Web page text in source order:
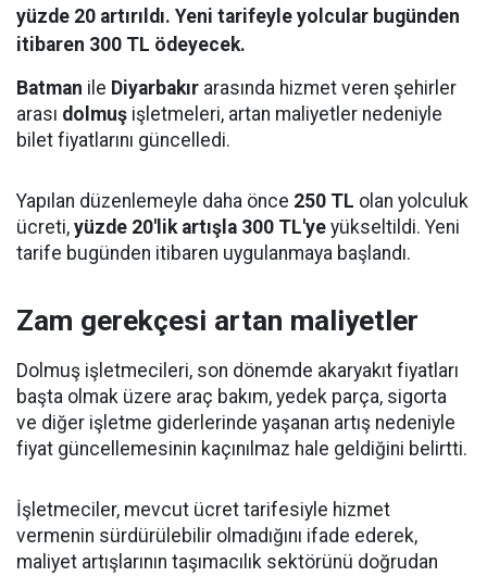
yüzde 20 artırıldı. Yeni tarifeyle yolcular bugünden
itibaren 300 TL ödeyecek.
Batman ile Diyarbakır arasında hizmet veren şehirler
arası dolmuş işletmeleri, artan maliyetler nedeniyle
bilet fiyatlarını güncelledi.
Yapılan düzenlemeyle daha önce 250 TL olan yolculuk
ücreti, yüzde 20'lik artışla 300 TL'ye yükseltildi. Yeni
tarife bugünden itibaren uygulanmaya başlandı.
Zam gerekçesi artan maliyetler
Dolmuş işletmecileri, son dönemde akaryakıt fiyatları
başta olmak üzere araç bakım, yedek parça, sigorta
ve diğer işletme giderlerinde yaşanan artış nedeniyle
fiyat güncellemesinin kaçınılmaz hale geldiğini belirtti.
İşletmeciler, mevcut ücret tarifesiyle hizmet
vermenin sürdürülebilir olmadığını ifade ederek,
maliyet artışlarının taşımacılık sektörünü doğrudan